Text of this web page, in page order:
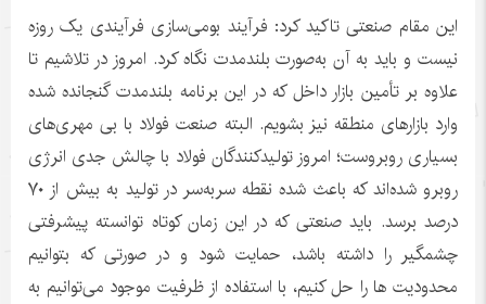
این مقام صنعتی تاکید کرد: فرآیند بومی‌سازی فرآیندی یک روزه
نیست و باید به آن به‌صورت بلندمدت نگاه کرد. امروز در تلاشیم تا
علاوه بر تأمین بازار داخل که در این برنامه بلندمدت گنجانده شده
وارد بازارهای منطقه نیز بشویم. البته صنعت فولاد با بی مهری‌های
بسیاری روبروست؛ امروز تولیدکنندگان فولاد با چالش جدی انرژی
روبرو شده‌اند که باعث شده نقطه سربه‌سر در تولید به بیش از ۷۰
درصد برسد. باید صنعتی که در این زمان کوتاه توانسته پیشرفتی
چشمگیر را داشته باشد، حمایت شود و در صورتی که بتوانیم
محدودیت ها را حل کنیم، با استفاده از ظرفیت موجود می‌توانیم به